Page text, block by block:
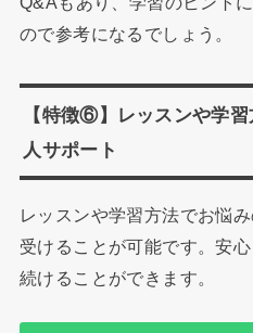
ので参考になるでしょう。
【特徴⑥】レッスンや学
人サポート
レッスンや学習方法でお悩
受けることが可能です。安
続けることができます。